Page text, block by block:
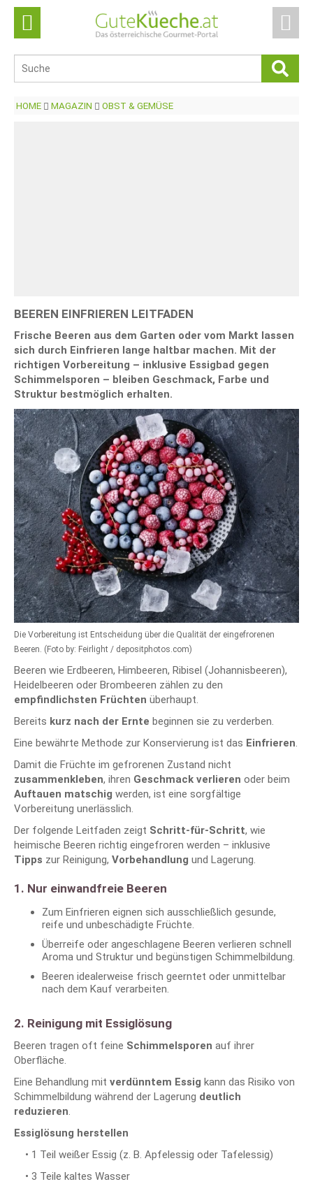
HOME MAGAZIN OBST & GEMÜSE
BEEREN EINFRIEREN LEITFADEN
Frische Beeren aus dem Garten oder vom Markt lassen
sich durch Einfrieren lange haltbar machen. Mit der
richtigen Vorbereitung – inklusive Essigbad gegen
Schimmelsporen – bleiben Geschmack, Farbe und
Struktur bestmöglich erhalten.
Die Vorbereitung ist Entscheidung über die Qualität der eingefrorenen
Beeren. (Foto by: Feirlight / depositphotos.com)
Beeren wie Erdbeeren, Himbeeren, Ribisel (Johannisbeeren),
Heidelbeeren oder Brombeeren zählen zu den
empfindlichsten Früchten überhaupt.
Bereits kurz nach der Ernte beginnen sie zu verderben.
Eine bewährte Methode zur Konservierung ist das Einfrieren.
Damit die Früchte im gefrorenen Zustand nicht
zusammenkleben, ihren Geschmack verlieren oder beim
Auftauen matschig werden, ist eine sorgfältige
Vorbereitung unerlässlich.
Der folgende Leitfaden zeigt Schritt-für-Schritt, wie
heimische Beeren richtig eingefroren werden – inklusive
Tipps zur Reinigung, Vorbehandlung und Lagerung.
1. Nur einwandfreie Beeren
Zum Einfrieren eignen sich ausschließlich gesunde,
reife und unbeschädigte Früchte.
Überreife oder angeschlagene Beeren verlieren schnell
Aroma und Struktur und begünstigen Schimmelbildung.
Beeren idealerweise frisch geerntet oder unmittelbar
nach dem Kauf verarbeiten.
2. Reinigung mit Essiglösung
Beeren tragen oft feine Schimmelsporen auf ihrer
Oberfläche.
Eine Behandlung mit verdünntem Essig kann das Risiko von
Schimmelbildung während der Lagerung deutlich
reduzieren.
Essiglösung herstellen
• 1 Teil weißer Essig (z. B. Apfelessig oder Tafelessig)
• 3 Teile kaltes Wasser